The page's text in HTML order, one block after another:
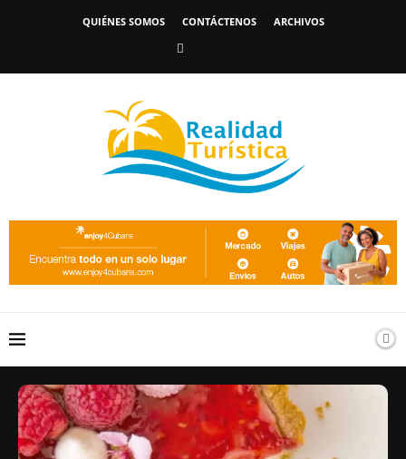
QUIÉNES SOMOS CONTÁCTENOS ARCHIVOS